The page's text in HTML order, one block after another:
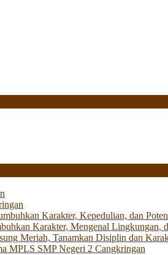
Karakter, Kepedulian, dan
Karakter, Mengenal Lingkungan,
Meriah, Tanamkan Disiplin dan
MPLS SMP Negeri 2 Cangkringan